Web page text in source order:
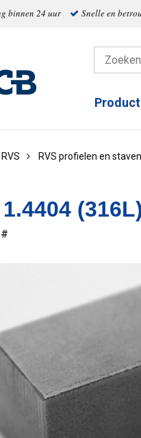
binnen 24 uur Snelle en
RVS RVS profielen en staven